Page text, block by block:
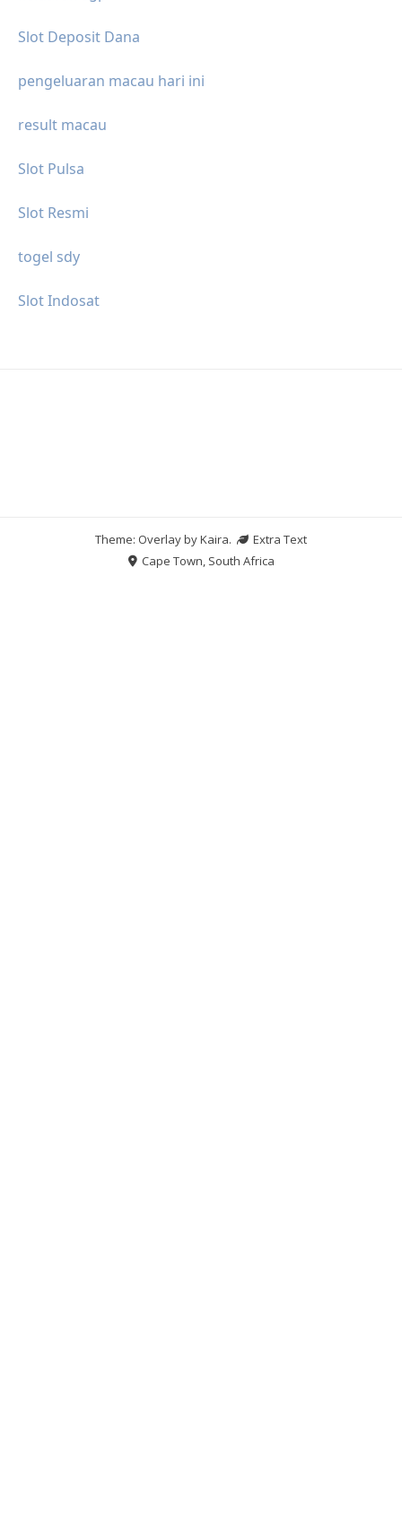
Slot Deposit Dana
pengeluaran macau hari ini
result macau
Slot Pulsa
Slot Resmi
togel sdy
Slot Indosat
Theme: Overlay byKaira.
Extra Text
Cape Town, South Africa